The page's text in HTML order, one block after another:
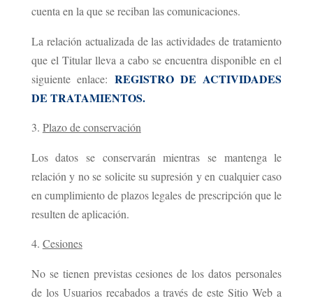
cuenta en la que se reciban las comunicaciones.
La relación actualizada de las actividades de tratamiento
que el Titular lleva a cabo se encuentra disponible en el
siguiente enlace: REGISTRO DE ACTIVIDADES
DE TRATAMIENTOS.
Plazo de conservación
Los datos se conservarán mientras se mantenga le
relación y no se solicite su supresión y en cualquier caso
en cumplimiento de plazos legales de prescripción que le
resulten de aplicación.
Cesiones
No se tienen previstas cesiones de los datos personales
de los Usuarios recabados a través de este Sitio Web a